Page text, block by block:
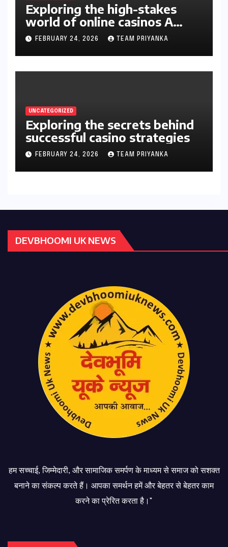
Exploring the high-stakes
world of online casinos A
gambler’s guide
FEBRUARY 24, 2026 TEAM PRIYANKA
UNCATEGORIZED
Exploring the secrets behind
successful casino strategies
FEBRUARY 24, 2026 TEAM PRIYANKA
DEVBHOOMI UK NEWS
हम सच्चाई, जिम्मेदारी, और सामाजिक समर्पण के माध्यम से समाज को सशक्त
बनाने का संकल्प करते हैं। आपका समर्थन हमें और बेहतर से बेहतर काम
करने का प्रेरित करता है।"